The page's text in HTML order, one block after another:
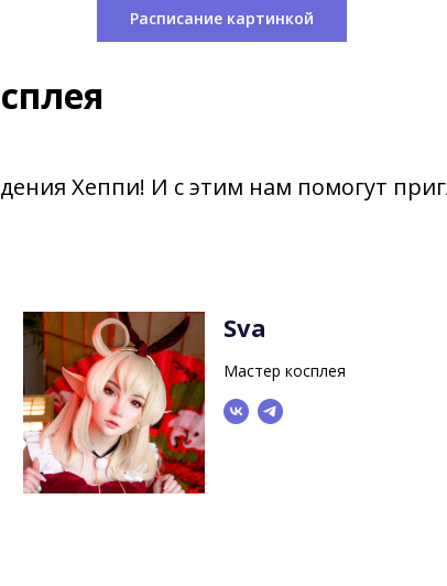
Расписание картинкой
Хеппи! И с этим нам помогут
Sva
Мастер косплея